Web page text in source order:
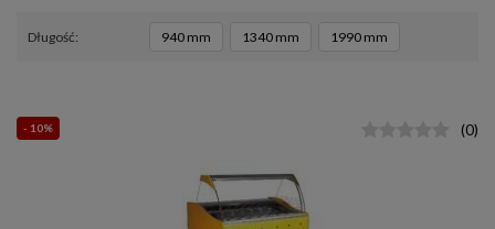
długość 940 mm 1340 mm 1990 mm
- 10% (0)